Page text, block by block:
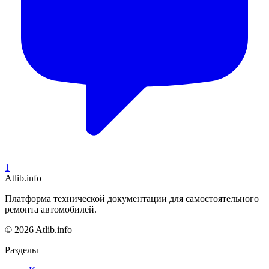
1
Atlib.info
Платформа технической документации для самостоятельного
ремонта автомобилей.
© 2026 Atlib.info
Разделы